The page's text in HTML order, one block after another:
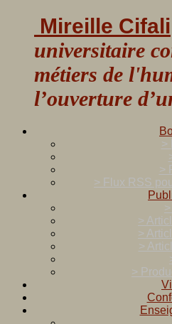
Mireille Cifali
universitaire
métiers de
l’ouverture
>
>
> Flux RSS
>
>
>
>